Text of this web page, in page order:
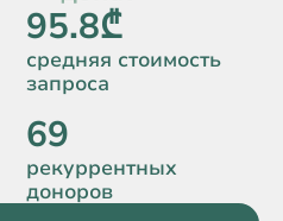
95.8₾
средняя стоимость
запроса
69
рекуррентных
доноров